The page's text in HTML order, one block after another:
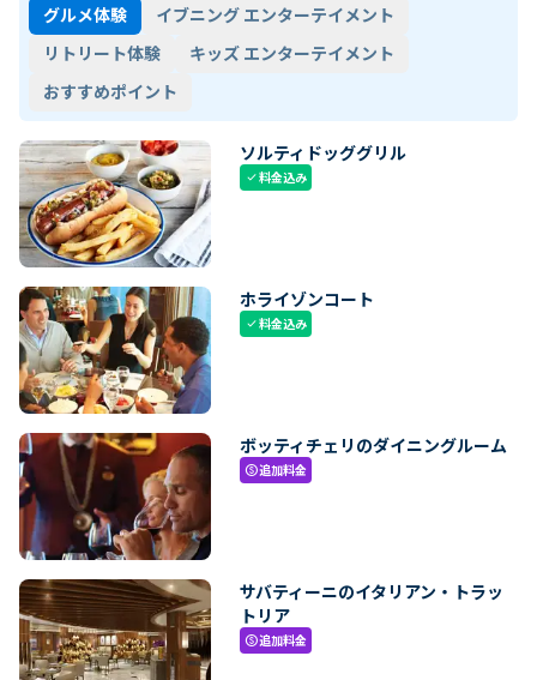
グルメ体験
イブニング エンターテイメント
リトリート体験
キッズ エンターテイメント
おすすめポイント
ソルティドッググリル
check料金込み
ホライゾンコート
check料金込み
ボッティチェリのダイニングルーム
paid追加料金
サバティーニのイタリアン・トラッ
トリア
paid追加料金